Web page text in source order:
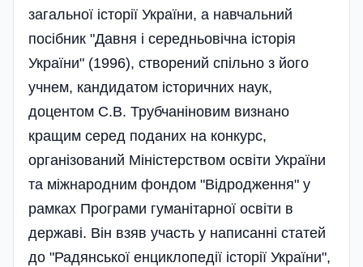
загальної історії України, а навчальний
посібник "Давня і середньовічна історія
України" (1996), створений спільно з його
учнем, кандидатом історичних наук,
доцентом С.В. Трубчаніновим визнано
кращим серед поданих на конкурс,
організований Міністерством освіти України
та міжнародним фондом "Відродження" у
рамках Програми гуманітарної освіти в
державі. Він взяв участь у написанні статей
до "Радянської енциклопедії історії України",